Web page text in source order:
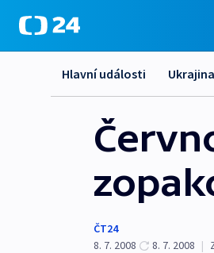
Hlavní události Ukrajina
ČT24
8. 7. 2008
8. 7. 2008 |